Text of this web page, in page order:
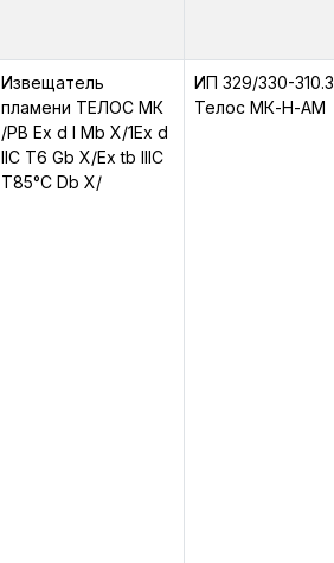
Извещатель
пламени ТЕЛОС МК
/PB Ex d I Mb X/1Ex d
IIC T6 Gb X/Ex tb IIIC
T85°C Db X/
ИП 329/330-
Телос МК-Н-АМ